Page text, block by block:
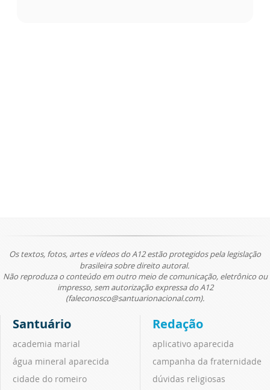
Os textos, fotos, artes e vídeos do A12 estão protegidos pela legislação
brasileira sobre direito autoral.
Não reproduza o conteúdo em outro meio de comunicação, eletrônico ou
impresso, sem autorização expressa do A12
(faleconosco@santuarionacional.com).
Santuário
academia marial
água mineral aparecida
cidade do romeiro
Redação
aplicativo aparecida
campanha da fraternidade
dúvidas religiosas